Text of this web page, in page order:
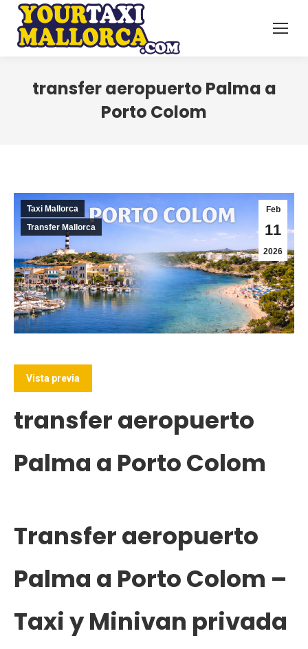
transfer aeropuerto Palma a
Porto Colom
Feb
11
2026
Taxi Mallorca
Transfer Mallorca
Vista previa
transfer aeropuerto
Palma a Porto Colom
Transfer aeropuerto
Palma a Porto Colom –
Taxi y Minivan privada